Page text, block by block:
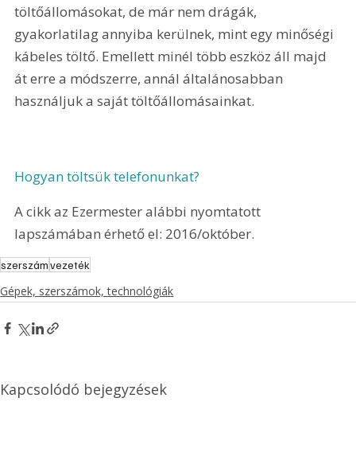
töltőállomásokat, de már nem drágák,
gyakorlatilag annyiba kerülnek, mint egy minőségi
kábeles töltő. Emellett minél több eszköz áll majd
át erre a módszerre, annál általánosabban
használjuk a saját töltőállomásainkat.
Hogyan töltsük telefonunkat?
A cikk az Ezermester alábbi nyomtatott
lapszámában érhető el: 2016/október.
szerszámvezeték
Gépek, szerszámok, technológiák
Kapcsolódó bejegyzések